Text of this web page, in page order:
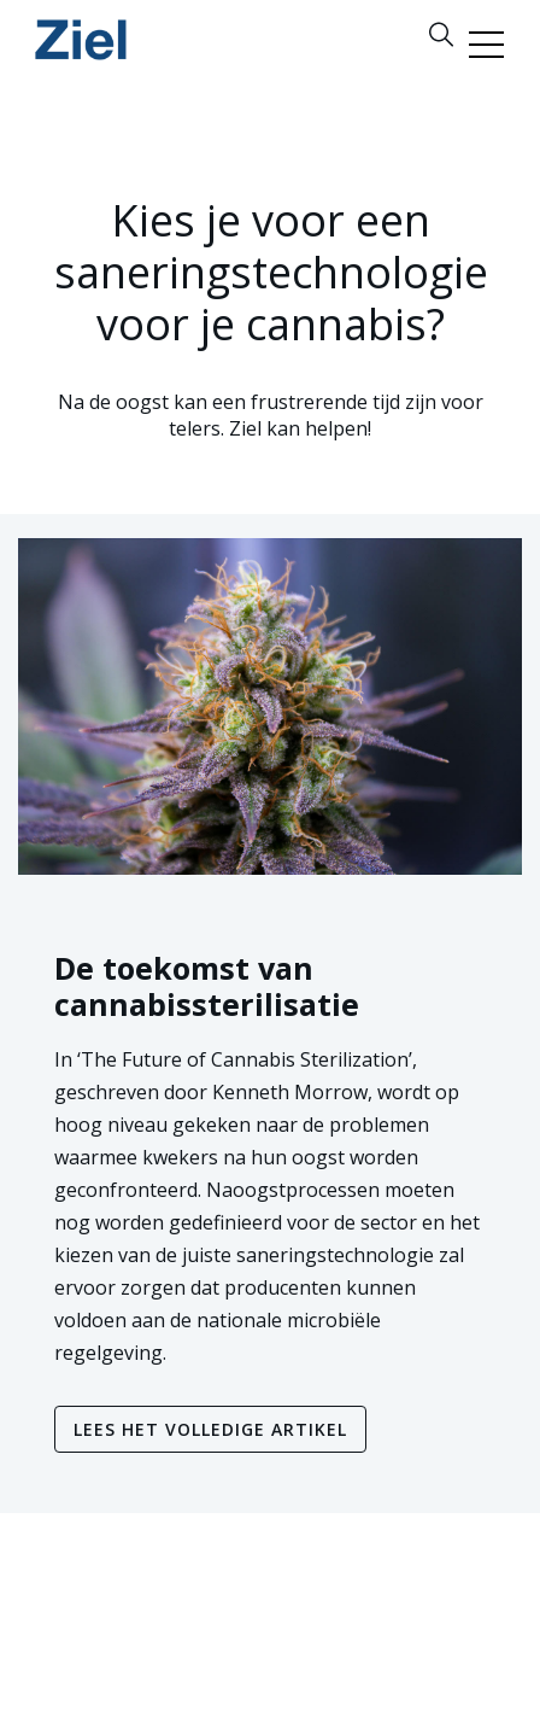
Kies je voor een
saneringstechnologie
voor je cannabis?
Na de oogst kan een frustrerende tijd zijn voor
telers. Ziel kan helpen!
De toekomst van
cannabissterilisatie
In ‘The Future of Cannabis Sterilization’,
geschreven door Kenneth Morrow, wordt op
hoog niveau gekeken naar de problemen
waarmee kwekers na hun oogst worden
geconfronteerd. Naoogstprocessen moeten
nog worden gedefinieerd voor de sector en het
kiezen van de juiste saneringstechnologie zal
ervoor zorgen dat producenten kunnen
voldoen aan de nationale microbiële
regelgeving.
LEES HET VOLLEDIGE ARTIKEL